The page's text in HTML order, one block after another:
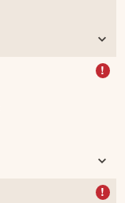
!
!